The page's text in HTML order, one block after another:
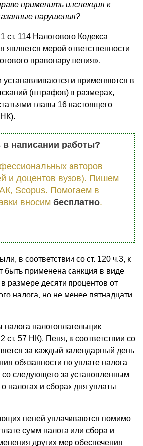
применить инспекция к
нарушения?
ст. 114 Налогового Кодекса
является мерой ответственности
правонарушения».
устанавливаются и применяются в
(штрафов) в размерах,
главы 16 настоящего
НК).
написании работы?
авторов
и доцентов вузов). Пишем
Scopus. Помогаем в
вносим бесплатно.
в соответствии со ст. 120 ч.3, к
быть применена санкция в виде
размере десяти процентов от
налога, но не менее пятнадцати
налога налогоплательщик
ст. 57 НК). Пеня, в соответствии со
за каждый календарный день
обязанности по уплате налога
со следующего за установленным
налогах и сборах дня уплаты
пеней уплачиваются помимо
сумм налога или сбора и
других мер обеспечения